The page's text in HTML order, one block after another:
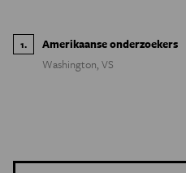
1. Amerikaanse onderzoekers
Washington, VS